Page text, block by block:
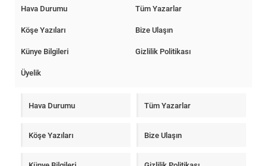
Hava Durumu
Tüm Yazarlar
Köşe Yazıları
Bize Ulaşın
Künye Bilgileri
Gizlilik Politikası
Üyelik
Hava Durumu Tüm Yazarlar
Köşe Yazıları Bize Ulaşın